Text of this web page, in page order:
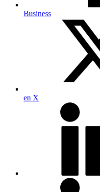
Business
en X